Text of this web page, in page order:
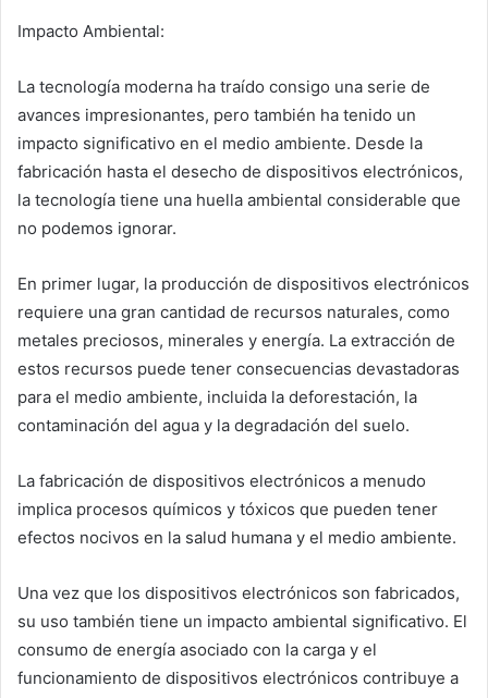
Impacto Ambiental:
La tecnología moderna ha traído consigo una serie de
avances impresionantes, pero también ha tenido un
impacto significativo en el medio ambiente. Desde la
fabricación hasta el desecho de dispositivos electrónicos,
la tecnología tiene una huella ambiental considerable que
no podemos ignorar.
En primer lugar, la producción de dispositivos electrónicos
requiere una gran cantidad de recursos naturales, como
metales preciosos, minerales y energía. La extracción de
estos recursos puede tener consecuencias devastadoras
para el medio ambiente, incluida la deforestación, la
contaminación del agua y la degradación del suelo.
La fabricación de dispositivos electrónicos a menudo
implica procesos químicos y tóxicos que pueden tener
efectos nocivos en la salud humana y el medio ambiente.
Una vez que los dispositivos electrónicos son fabricados,
su uso también tiene un impacto ambiental significativo. El
consumo de energía asociado con la carga y el
funcionamiento de dispositivos electrónicos contribuye a